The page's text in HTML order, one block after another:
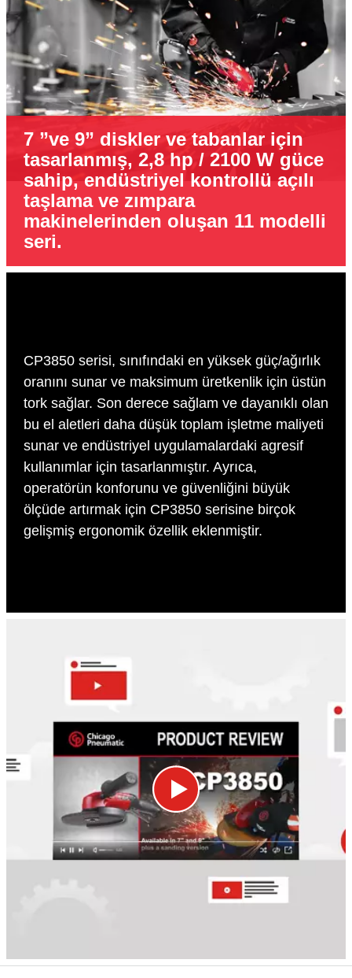
7 ”ve 9” diskler ve tabanlar için
tasarlanmış, 2,8 hp / 2100 W güce
sahip, endüstriyel kontrollü açılı
taşlama ve zımpara
makinelerinden oluşan 11 modelli
seri.
CP3850 serisi, sınıfındaki en yüksek güç/ağırlık
oranını sunar ve maksimum üretkenlik için üstün
tork sağlar. Son derece sağlam ve dayanıklı olan
bu el aletleri daha düşük toplam işletme maliyeti
sunar ve endüstriyel uygulamalardaki agresif
kullanımlar için tasarlanmıştır. Ayrıca,
operatörün konforunu ve güvenliğini büyük
ölçüde artırmak için CP3850 serisine birçok
gelişmiş ergonomik özellik eklenmiştir.